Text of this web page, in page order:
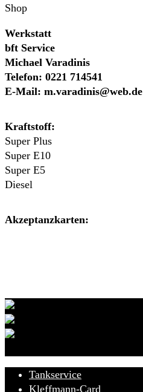
Shop
Werkstatt
bft Service
Michael Varadinis
Telefon: 0221 714541
E-Mail: m.varadinis@web.de
Kraftstoff:
Super Plus
Super E10
Super E5
Diesel
Akzeptanzkarten:
Tankservice
Kleffmann-Card